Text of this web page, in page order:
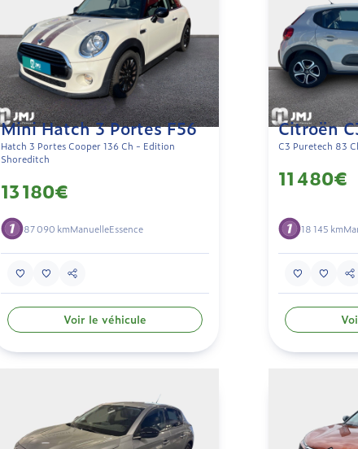
Mini Hatch 3 Portes F56
Hatch 3 Portes Cooper 136 Ch - Edition
Shoreditch
13 180€
87 090 kmManuelleEssence
Voir le véhicule
Citroën
C3 Puretech 83
11 480€
18 145 km